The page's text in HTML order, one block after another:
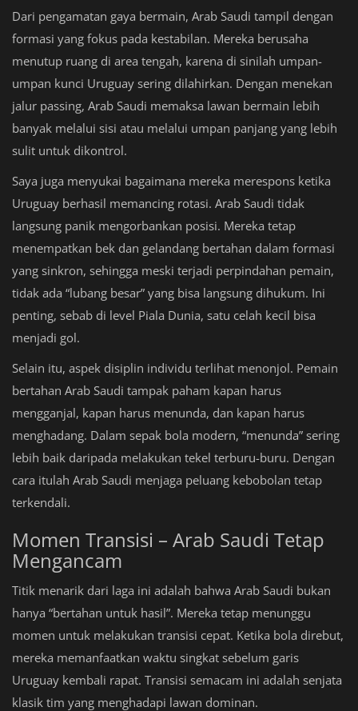
Dari pengamatan gaya bermain, Arab Saudi tampil dengan
formasi yang fokus pada kestabilan. Mereka berusaha
menutup ruang di area tengah, karena di sinilah umpan-
umpan kunci Uruguay sering dilahirkan. Dengan menekan
jalur passing, Arab Saudi memaksa lawan bermain lebih
banyak melalui sisi atau melalui umpan panjang yang lebih
sulit untuk dikontrol.
Saya juga menyukai bagaimana mereka merespons ketika
Uruguay berhasil memancing rotasi. Arab Saudi tidak
langsung panik mengorbankan posisi. Mereka tetap
menempatkan bek dan gelandang bertahan dalam formasi
yang sinkron, sehingga meski terjadi perpindahan pemain,
tidak ada “lubang besar” yang bisa langsung dihukum. Ini
penting, sebab di level Piala Dunia, satu celah kecil bisa
menjadi gol.
Selain itu, aspek disiplin individu terlihat menonjol. Pemain
bertahan Arab Saudi tampak paham kapan harus
mengganjal, kapan harus menunda, dan kapan harus
menghadang. Dalam sepak bola modern, “menunda” sering
lebih baik daripada melakukan tekel terburu-buru. Dengan
cara itulah Arab Saudi menjaga peluang kebobolan tetap
terkendali.
Momen Transisi – Arab Saudi Tetap
Mengancam
Titik menarik dari laga ini adalah bahwa Arab Saudi bukan
hanya “bertahan untuk hasil”. Mereka tetap menunggu
momen untuk melakukan transisi cepat. Ketika bola direbut,
mereka memanfaatkan waktu singkat sebelum garis
Uruguay kembali rapat. Transisi semacam ini adalah senjata
klasik tim yang menghadapi lawan dominan.